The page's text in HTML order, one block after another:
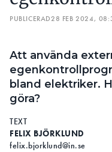
PUBLICERAD28 FEB 2024,
Att använda
bland elektriker.
göra?
TEXT
FELIX BJÖRKLUND
felix.bjorklund@in.se